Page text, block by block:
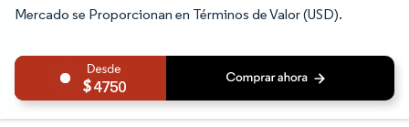
Mercado se Proporcionan en Términos de Valor (USD).
4750